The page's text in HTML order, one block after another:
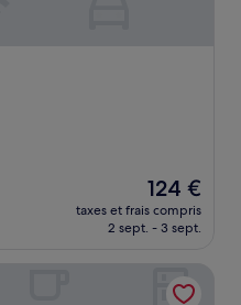
Le
nouveau
prix
de
124 €
124 €
taxes et frais compris
2 sept. - 3 sept.